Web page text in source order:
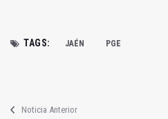
TAGS: JAÉN PGE
Noticia Anterior